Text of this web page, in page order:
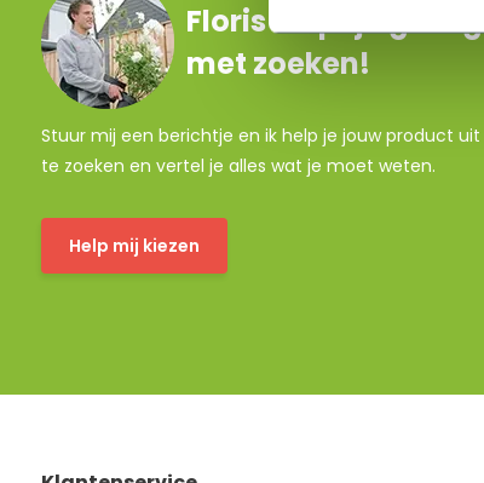
Floris helpt je graag
met zoeken!
Stuur mij een berichtje en ik help je jouw product uit
te zoeken en vertel je alles wat je moet weten.
Help mij kiezen